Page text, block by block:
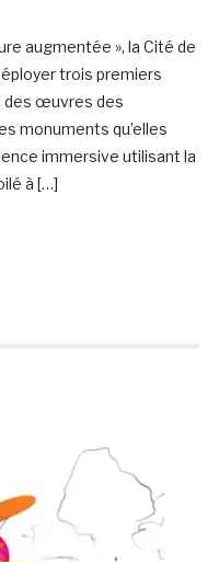
augmentée », la Cité de
trois premiers
des œuvres des
monuments qu’elles
immersive utilisant la
à […]